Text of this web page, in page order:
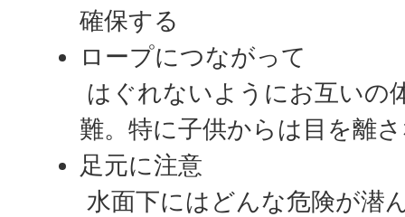
確保する
ロープにつながって
はぐれないようにお互いの
難。特に子供からは目を離
足元に注意
水面下にはどんな危険が潜